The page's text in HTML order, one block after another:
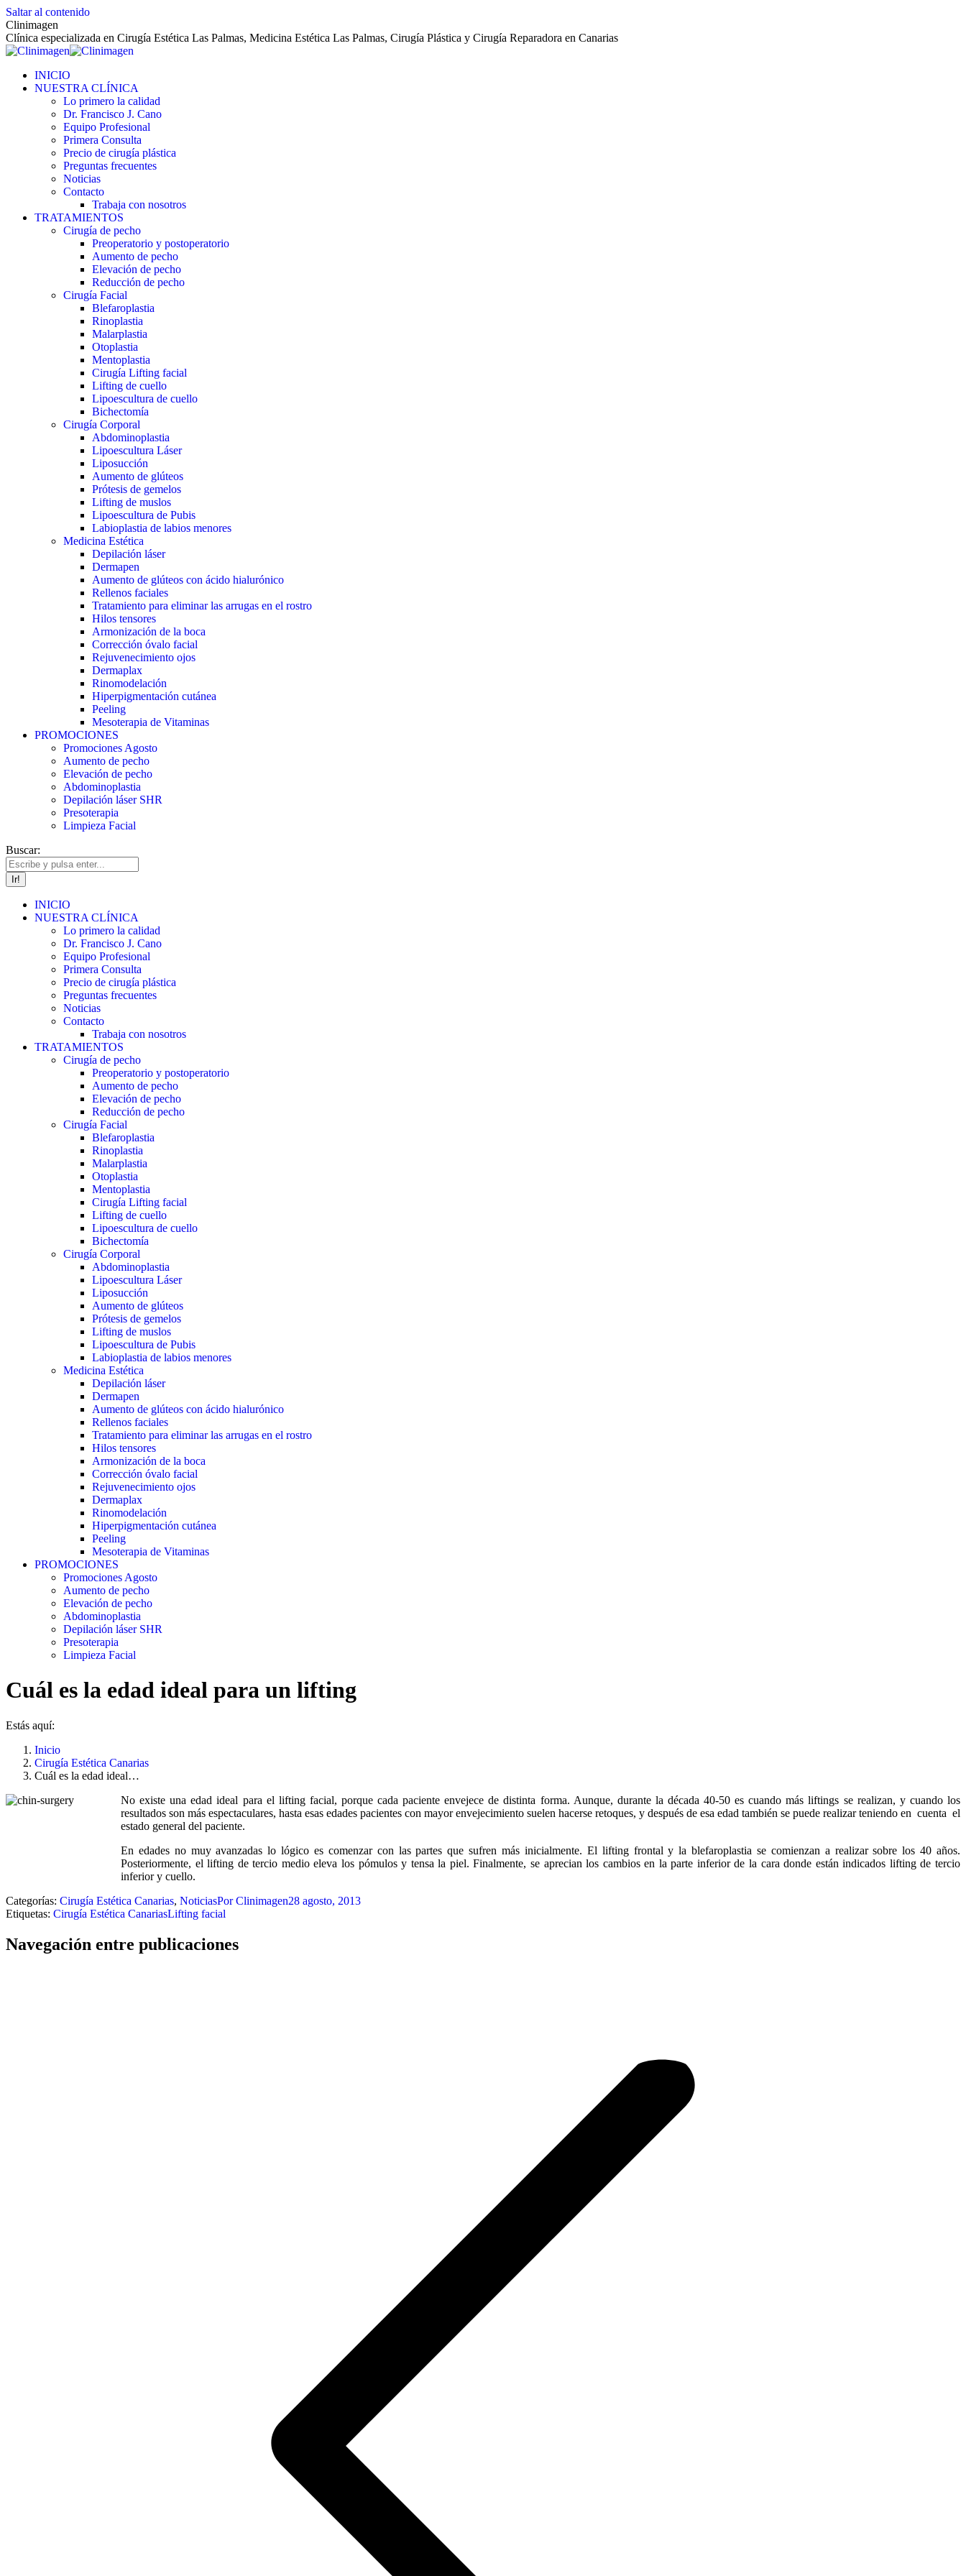
Saltar al contenido
Clinimagen
Clínica especializada en Cirugía Estética Las Palmas, Medicina Estética Las Palmas, Cirugía Plástica y Cirugía Reparadora en Canarias
INICIO
NUESTRA CLÍNICA
Lo primero la calidad
Dr. Francisco J. Cano
Equipo Profesional
Primera Consulta
Precio de cirugía plástica
Preguntas frecuentes
Noticias
Contacto
Trabaja con nosotros
TRATAMIENTOS
Cirugía de pecho
Preoperatorio y postoperatorio
Aumento de pecho
Elevación de pecho
Reducción de pecho
Cirugía Facial
Blefaroplastia
Rinoplastia
Malarplastia
Otoplastia
Mentoplastia
Cirugía Lifting facial
Lifting de cuello
Lipoescultura de cuello
Bichectomía
Cirugía Corporal
Abdominoplastia
Lipoescultura Láser
Liposucción
Aumento de glúteos
Prótesis de gemelos
Lifting de muslos
Lipoescultura de Pubis
Labioplastia de labios menores
Medicina Estética
Depilación láser
Dermapen
Aumento de glúteos con ácido hialurónico
Rellenos faciales
Tratamiento para eliminar las arrugas en el rostro
Hilos tensores
Armonización de la boca
Corrección óvalo facial
Rejuvenecimiento ojos
Dermaplax
Rinomodelación
Hiperpigmentación cutánea
Peeling
Mesoterapia de Vitaminas
PROMOCIONES
Promociones Agosto
Aumento de pecho
Elevación de pecho
Abdominoplastia
Depilación láser SHR
Presoterapia
Limpieza Facial
Buscar:
INICIO
NUESTRA CLÍNICA
Lo primero la calidad
Dr. Francisco J. Cano
Equipo Profesional
Primera Consulta
Precio de cirugía plástica
Preguntas frecuentes
Noticias
Contacto
Trabaja con nosotros
TRATAMIENTOS
Cirugía de pecho
Preoperatorio y postoperatorio
Aumento de pecho
Elevación de pecho
Reducción de pecho
Cirugía Facial
Blefaroplastia
Rinoplastia
Malarplastia
Otoplastia
Mentoplastia
Cirugía Lifting facial
Lifting de cuello
Lipoescultura de cuello
Bichectomía
Cirugía Corporal
Abdominoplastia
Lipoescultura Láser
Liposucción
Aumento de glúteos
Prótesis de gemelos
Lifting de muslos
Lipoescultura de Pubis
Labioplastia de labios menores
Medicina Estética
Depilación láser
Dermapen
Aumento de glúteos con ácido hialurónico
Rellenos faciales
Tratamiento para eliminar las arrugas en el rostro
Hilos tensores
Armonización de la boca
Corrección óvalo facial
Rejuvenecimiento ojos
Dermaplax
Rinomodelación
Hiperpigmentación cutánea
Peeling
Mesoterapia de Vitaminas
PROMOCIONES
Promociones Agosto
Aumento de pecho
Elevación de pecho
Abdominoplastia
Depilación láser SHR
Presoterapia
Limpieza Facial
Cuál es la edad ideal para un lifting
Estás aquí:
Inicio
Cirugía Estética Canarias
Cuál es la edad ideal…
No existe una edad ideal para el lifting facial, porque cada paciente envejece de distinta forma. Aunque, durante la década 40-50 es cuando más liftings se realizan, y cuando los
resultados son más espectaculares, hasta esas edades pacientes con mayor envejecimiento suelen hacerse retoques, y después de esa edad también se puede realizar teniendo en cuenta el
estado general del paciente.
En edades no muy avanzadas lo lógico es comenzar con las partes que sufren más inicialmente. El lifting frontal y la blefaroplastia se comienzan a realizar sobre los 40 años.
Posteriormente, el lifting de tercio medio eleva los pómulos y tensa la piel. Finalmente, se aprecian los cambios en la parte inferior de la cara donde están indicados lifting de tercio
inferior y cuello.
Categorías: Cirugía Estética Canarias, NoticiasPorClinimagen28 agosto, 2013
Etiquetas: Cirugía Estética CanariasLifting facial
Navegación entre publicaciones